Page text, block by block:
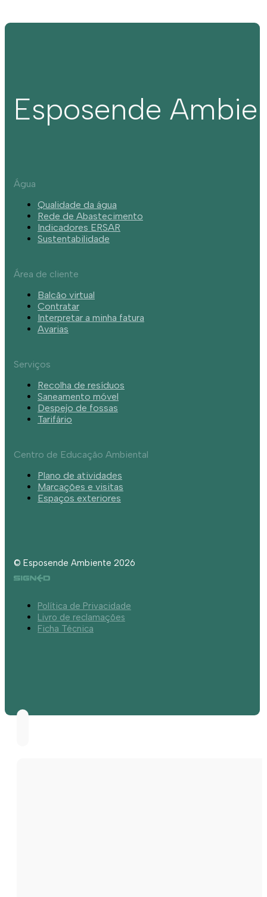
Esposende
Água
Qualidade da água
Rede de Abastecimento
Indicadores ERSAR
Sustentabilidade
Área de cliente
Balcão virtual
Contratar
Interpretar a minha fatura
Avarias
Serviços
Recolha de resíduos
Saneamento móvel
Despejo de fossas
Tarifário
Centro de Educação Ambiental
Plano de atividades
Marcações e visitas
Espaços exteriores
© Esposende Ambiente 2026
Política de Privacidade
Livro de reclamações
Ficha Técnica